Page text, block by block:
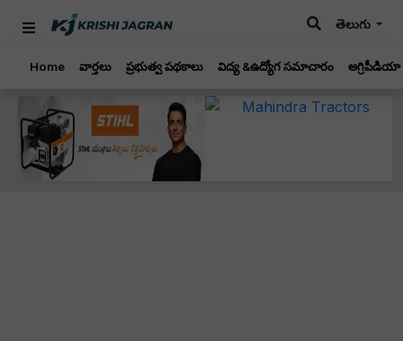
తెలుగు
Home వార్తలు ప్రభుత్వ పథకాలు విద్య &ఉద్యోగ సమాచారం అగ్రిపీడియా